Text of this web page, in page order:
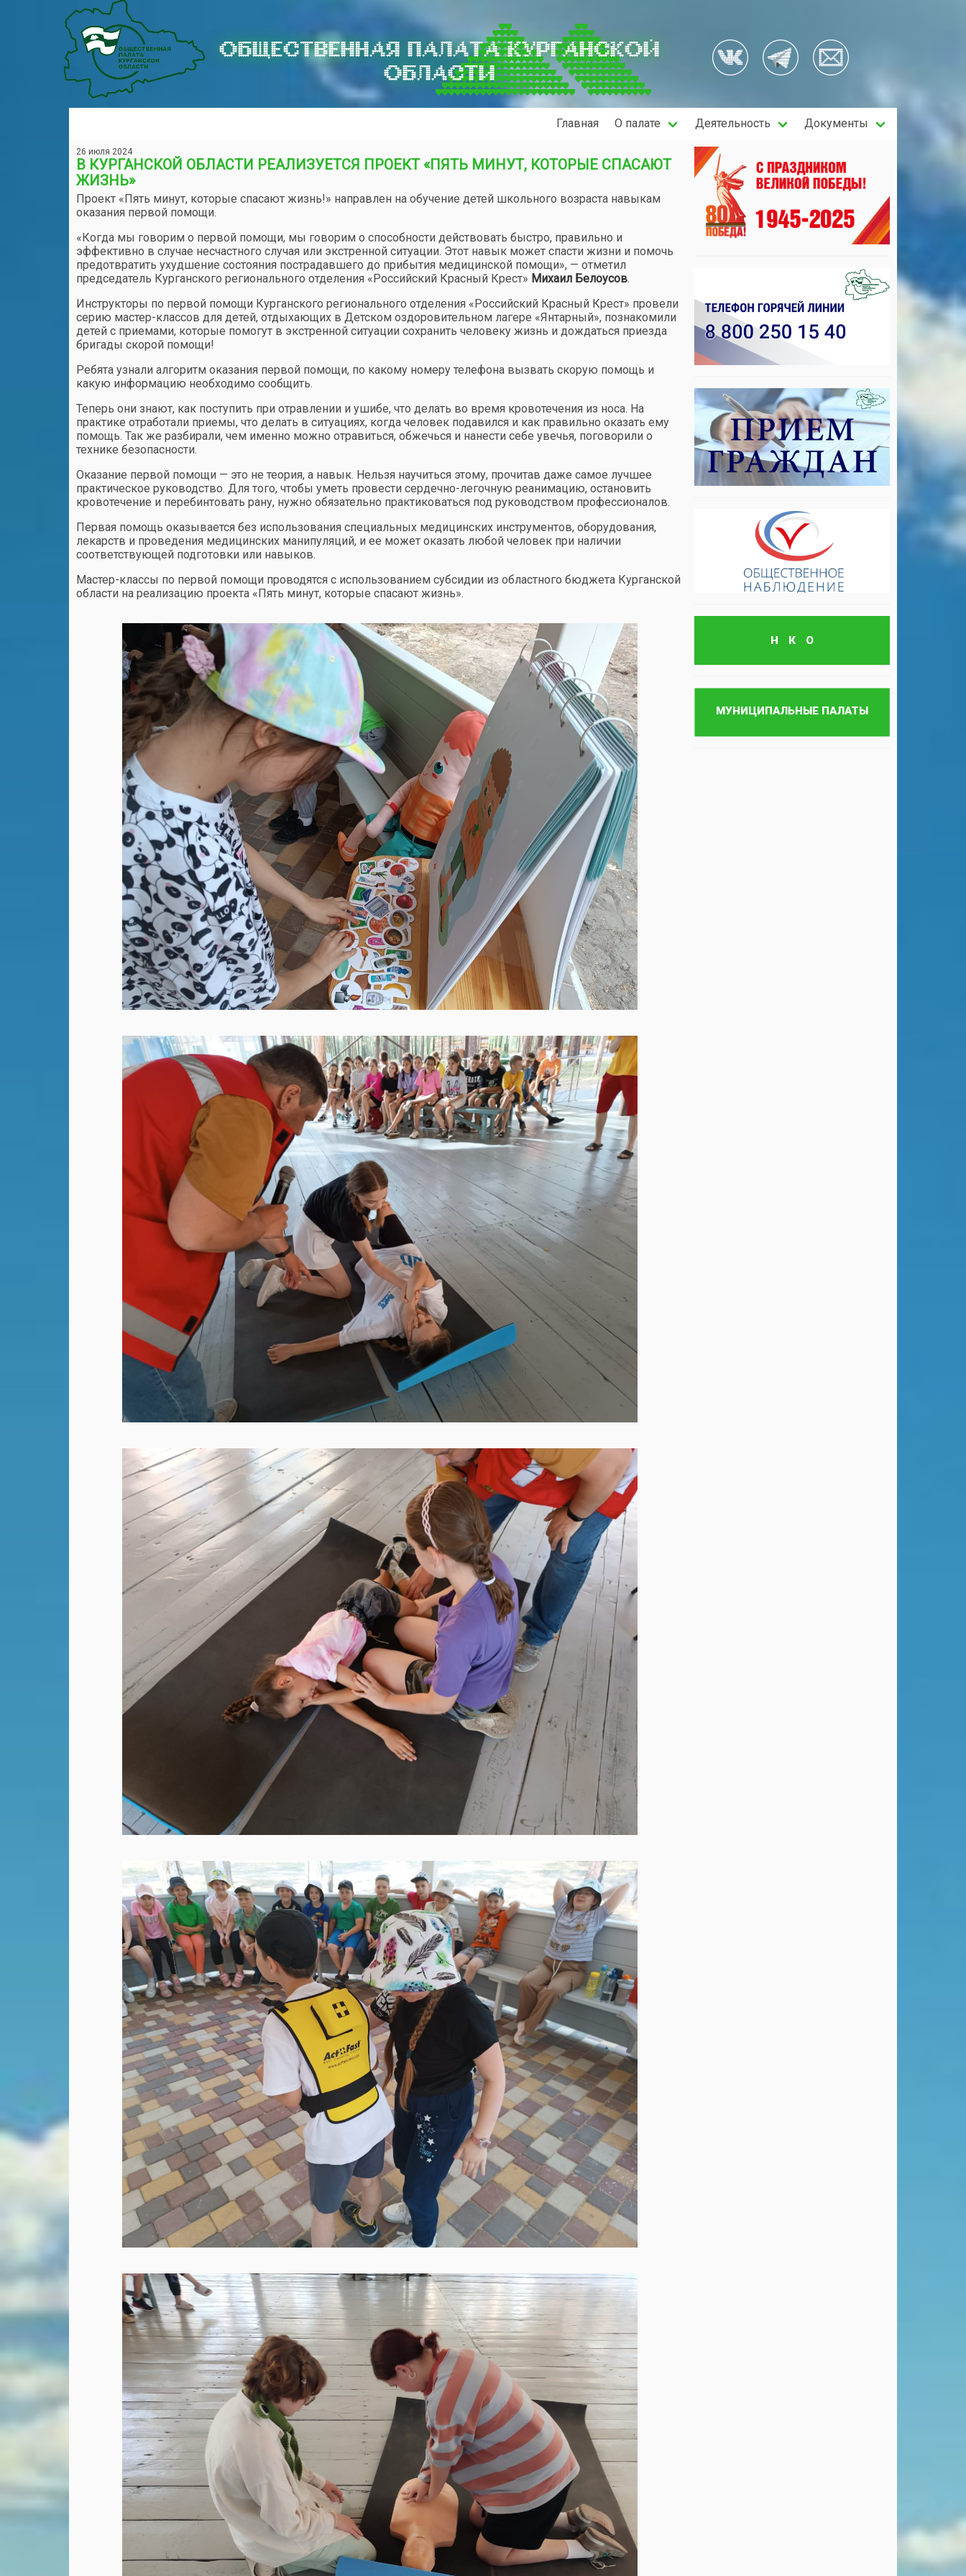
ОБЩЕСТВЕННАЯ ПАЛАТА КУРГАНСКОЙ
ОБЛАСТИ
Главная О палате Деятельность Документы
26 июля 2024
В КУРГАНСКОЙ ОБЛАСТИ РЕАЛИЗУЕТСЯ ПРОЕКТ «ПЯТЬ МИНУТ, КОТОРЫЕ СПАСАЮТ
ЖИЗНЬ»
Проект «Пять минут, которые спасают жизнь!» направлен на обучение детей школьного возраста навыкам
оказания первой помощи.
«Когда мы говорим о первой помощи, мы говорим о способности действовать быстро, правильно и
эффективно в случае несчастного случая или экстренной ситуации. Этот навык может спасти жизни и помочь
предотвратить ухудшение состояния пострадавшего до прибытия медицинской помощи», — отметил
председатель Курганского регионального отделения «Российский Красный Крест» Михаил Белоусов.
Инструкторы по первой помощи Курганского регионального отделения «Российский Красный Крест» провели
серию мастер-классов для детей, отдыхающих в Детском оздоровительном лагере «Янтарный», познакомили
детей с приемами, которые помогут в экстренной ситуации сохранить человеку жизнь и дождаться приезда
бригады скорой помощи!
Ребята узнали алгоритм оказания первой помощи, по какому номеру телефона вызвать скорую помощь и
какую информацию необходимо сообщить.
Теперь они знают, как поступить при отравлении и ушибе, что делать во время кровотечения из носа. На
практике отработали приемы, что делать в ситуациях, когда человек подавился и как правильно оказать ему
помощь. Так же разбирали, чем именно можно отравиться, обжечься и нанести себе увечья, поговорили о
технике безопасности.
Оказание первой помощи — это не теория, а навык. Нельзя научиться этому, прочитав даже самое лучшее
практическое руководство. Для того, чтобы уметь провести сердечно-легочную реанимацию, остановить
кровотечение и перебинтовать рану, нужно обязательно практиковаться под руководством профессионалов.
Первая помощь оказывается без использования специальных медицинских инструментов, оборудования,
лекарств и проведения медицинских манипуляций, и ее может оказать любой человек при наличии
соответствующей подготовки или навыков.
Мастер-классы по первой помощи проводятся с использованием субсидии из областного бюджета Курганской
области на реализацию проекта «Пять минут, которые спасают жизнь».